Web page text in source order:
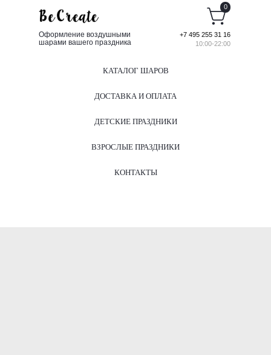
Оформление воздушными
шарами вашего праздника
+7 495 255 31 16
10:00-22:00
0
КАТАЛОГ ШАРОВ
ДОСТАВКА И ОПЛАТА
ДЕТСКИЕ ПРАЗДНИКИ
ВЗРОСЛЫЕ ПРАЗДНИКИ
КОНТАКТЫ